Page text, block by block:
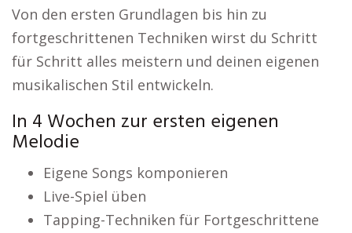
Von den ersten Grundlagen bis hin zu
fortgeschrittenen Techniken wirst du Schritt
für Schritt alles meistern und deinen eigenen
musikalischen Stil entwickeln.
In 4 Wochen zur ersten eigenen
Melodie
Eigene Songs komponieren
Live-Spiel üben
Tapping-Techniken für Fortgeschrittene